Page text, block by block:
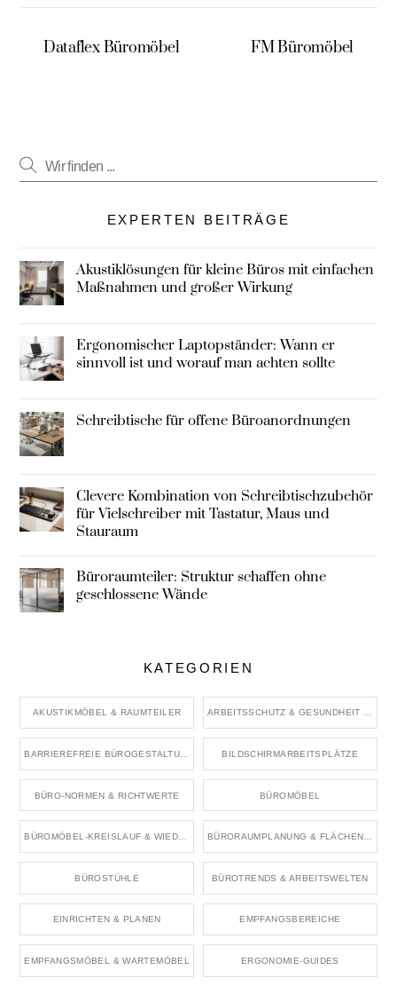
Dataflex Büromöbel FM Büromöbel
EXPERTEN BEITRÄGE
Akustiklösungen für kleine Büros mit einfachen
Maßnahmen und großer Wirkung
Ergonomischer Laptopständer: Wann er
sinnvoll ist und worauf man achten sollte
Schreibtische für offene Büroanordnungen
Clevere Kombination von Schreibtischzubehör
für Vielschreiber mit Tastatur, Maus und
Stauraum
Büroraumteiler: Struktur schaffen ohne
geschlossene Wände
KATEGORIEN
AKUSTIKMÖBEL & RAUMTEILER ARBEITSSCHUTZ & GESUNDHEIT IM BÜRO
BILDSCHIRMARBEITSPLÄTZE
BÜRO-NORMEN & RICHTWERTE BÜROMÖBEL
BÜROMÖBEL-KREISLAUF & WIEDERVERWENDUNG BÜRORAUMPLANUNG & FLÄCHENKONZEPTE
BÜROSTÜHLE BÜROTRENDS & ARBEITSWELTEN
EINRICHTEN & PLANEN EMPFANGSBEREICHE
EMPFANGSMÖBEL & WARTEMÖBEL ERGONOMIE-GUIDES